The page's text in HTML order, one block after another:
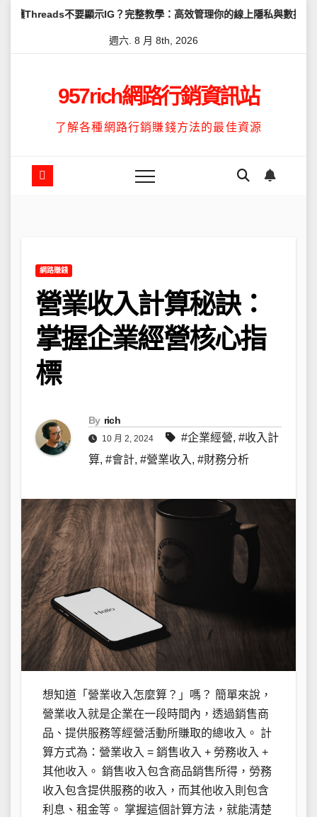
Skip不要顯示IG？完整教學：高效管理你的線上隱私與數據安全
週六. 8 月 8th, 2026
957rich網路行銷資訊站
了解各種網路行銷賺錢方法的最佳資源
網路賺錢
營業收入計算秘訣：
掌握企業經營核心指
標
By rich
10 月 2, 2024 #企業經營, #收入計
算, #會計, #營業收入 , #財務分析
想知道「營業收入怎麼算？」嗎？ 簡單來說，
營業收入就是企業在一段時間內，透過銷售商
品、提供服務等經營活動所賺取的總收入。 計
算方式為：營業收入 = 銷售收入 + 勞務收入 +
其他收入。 銷售收入包含商品銷售所得，勞務
收入包含提供服務的收入，而其他收入則包含
利息、租金等。 掌握這個計算方法，就能清楚